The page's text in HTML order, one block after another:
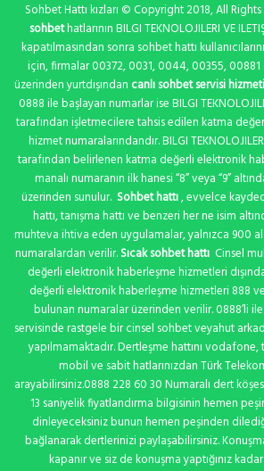
Sohbet Hattı kızları © Copyright 2018, All Rights
sohbethatlarının BILGI TEKNOLOJILERI VE
kapatılmasından sonra sohbet hattı
için, firmalar 00372, 0031, 0044, 00355,
üzerinden yurtdışından canlı sohbet servisi hizmeti
0888 ile başlayan numarlar ise BILGI
tarafından işletmecilere tahsis edilen katma
hizmet numaralarındandır. BILGI
tarafından belirlenen katma değerli elektronik
manalı numaranın ilk hanesi “8” veya “9”
üzerinden sunulur. Sohbet hattı, evvelce
hattı, tanışma hattı ve benzeri her ne isim
muhteva ihtiva eden uygulamalar, yalnızca 900
numaralardan verilir.Sıcak sohbet hattı Cinsel
değerli elektronik haberleşme hizmetleri
değerli elektronik haberleşme hizmetleri 888
bulunan numaralar üzerinden verilir. 0888’li
servisinde rastgele bir cinsel sohbet veyahut
yapılmamaktadır. Dertleşme hattını
mobil ve sabit hatlarınızdan Türk
arayabilirsiniz.0888 228 60 30 Numaralı dert köşesi
13 saniyelik fiyatlandırma bilgisinin hemen
dinleyeceksiniz bunun hemen peşinden
bağlanarak dertlerinizi paylaşabilirsiniz.
kapanır ve siz de konuşma yaptığınız kadar